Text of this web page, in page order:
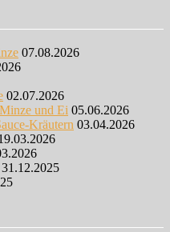
07.08.2026
02.07.2026
und Ei 05.06.2026
Kräutern 03.04.2026
31.12.2025